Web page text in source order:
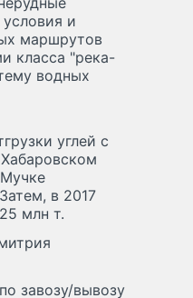
и
маршрутов
класса "река-
водных
углей с
в 2017
млн т.
завозу/вывозу